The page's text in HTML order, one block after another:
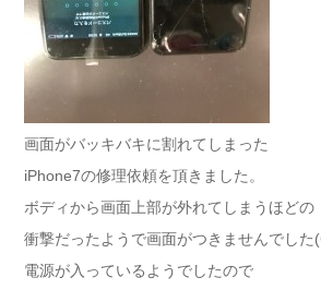
画面がバッキバキに割れてしまった
iPhone7の修理依頼を頂きました。
ボディから画面上部が外れてしまうほどの
衝撃だったようで画面がつきませんでし
電源が入っているようでしたので